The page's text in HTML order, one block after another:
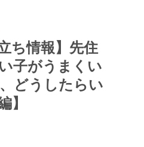
ち情報】先住
子がうまくい
どうしたらい
】